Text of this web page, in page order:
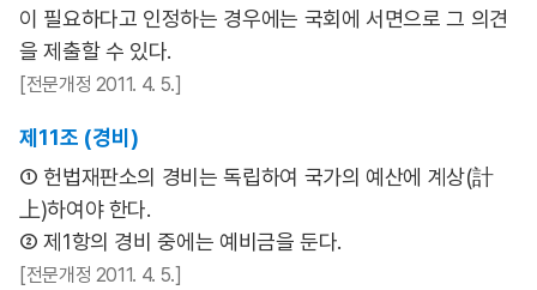
이 필요하다고 인정하는 경우에는 국회에 서면으로 그 의견
을 제출할 수 있다.
[전문개정 2011. 4. 5.]
제11조 (경비)
① 헌법재판소의 경비는 독립하여 국가의 예산에 계상(計
上)하여야 한다.
② 제1항의 경비 중에는 예비금을 둔다.
[전문개정 2011. 4. 5.]